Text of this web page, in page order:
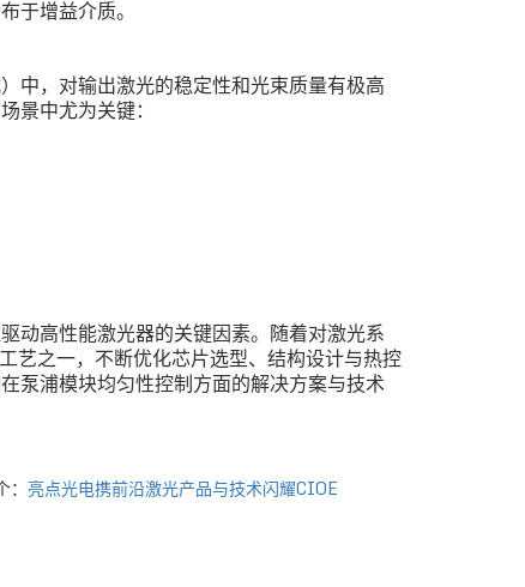
于增益介质。
中，对输出激光的稳定性和光束质量有极高
景中尤为关键：
动高性能激光器的关键因素。随着对激光系
艺之一，不断优化芯片选型、结构设计与热控
泵浦模块均匀性控制方面的解决方案与技术
亮点光电携前沿激光产品与技术闪耀CIOE